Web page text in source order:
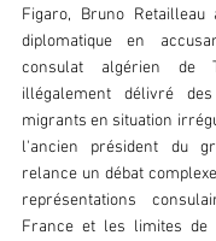
Figaro, Bruno
diplomatique en
consulat algérien de
illégalement délivré
migrants en situation
l'ancien président du
relance un débat
représentations
France et les limites de